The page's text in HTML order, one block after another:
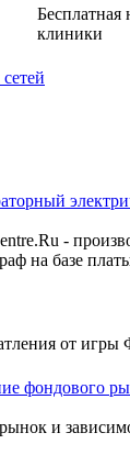
клиники
-
на базе
от игры
фондового
и